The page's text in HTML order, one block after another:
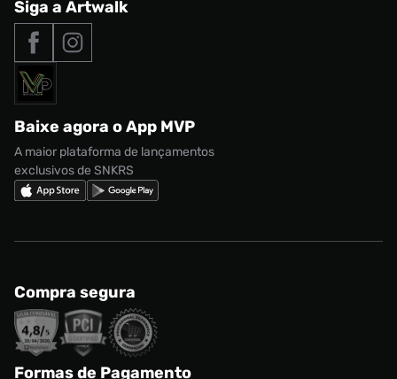
Outlet
Roupas
Acessórios
Marcas
adidas Samba
Nike Air Max
adidas Adi2000
adidas Campus
Nike Shox
Seja um franqueado
Nossas lojas
Termos de uso
Política de privacidade
Regulamento CRM/ CASHBACK
Regulamento Cupom
Central de Relacionamento
Tipos de entrega
Formas de Pagamento
Solicite seus dados
Siga a Artwalk
Baixe agora o App MVP
A maior plataforma de lançamentos
exclusivos de SNKRS
Compra segura
Formas de Pagamento